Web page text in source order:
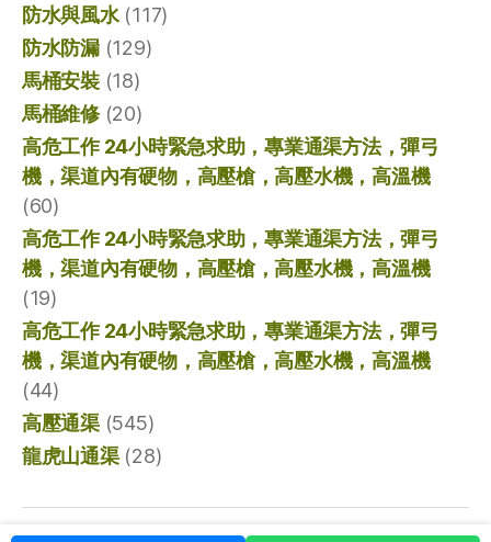
防水與風水(117)
防水防漏(129)
馬桶安裝(18)
馬桶維修(20)
高危工作 24小時緊急求助，專業通渠方法，彈弓
機，渠道內有硬物，高壓槍，高壓水機，高溫機
(60)
高危工作 24小時緊急求助，專業通渠方法，彈弓
機，渠道內有硬物，高壓槍，高壓水機，高溫機
(19)
高危工作 24小時緊急求助，專業通渠方法，彈弓
機，渠道內有硬物，高壓槍，高壓水機，高溫機
(44)
高壓通渠(545)
龍虎山通渠(28)